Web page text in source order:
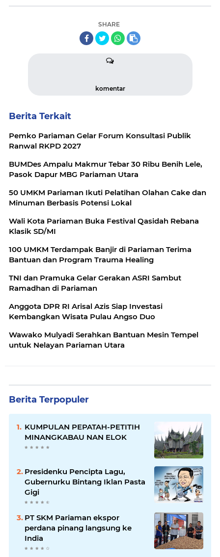
SHARE
komentar
Berita Terkait
Pemko Pariaman Gelar Forum Konsultasi Publik
Ranwal RKPD 2027
BUMDes Ampalu Makmur Tebar 30 Ribu Benih Lele,
Pasok Dapur MBG Pariaman Utara
50 UMKM Pariaman Ikuti Pelatihan Olahan Cake dan
Minuman Berbasis Potensi Lokal
Wali Kota Pariaman Buka Festival Qasidah Rebana
Klasik SD/MI
100 UMKM Terdampak Banjir di Pariaman Terima
Bantuan dan Program Trauma Healing
TNI dan Pramuka Gelar Gerakan ASRI Sambut
Ramadhan di Pariaman
Anggota DPR RI Arisal Azis Siap Investasi
Kembangkan Wisata Pulau Angso Duo
Wawako Mulyadi Serahkan Bantuan Mesin Tempel
untuk Nelayan Pariaman Utara
Berita Terpopuler
KUMPULAN PEPATAH-PETITIH
MINANGKABAU NAN ELOK
Presidenku Pencipta Lagu,
Gubernurku Bintang Iklan Pasta
Gigi
PT SKM Pariaman ekspor
perdana pinang langsung ke
India